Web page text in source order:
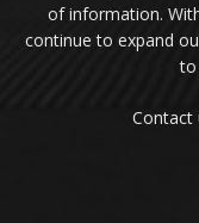
of information.
continue to expand
to
Contact